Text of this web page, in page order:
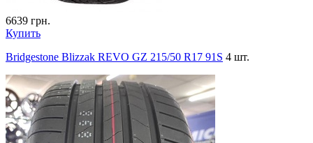
6639 грн.
Купить
Bridgestone Blizzak REVO GZ 215/50 R17 91S 4 шт.